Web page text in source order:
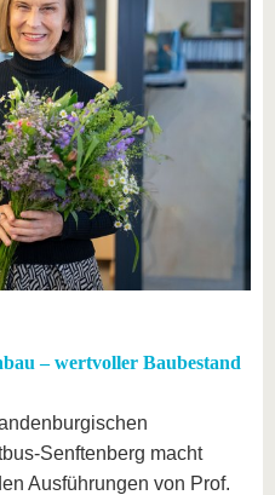
– wertvoller Baubestand
Senftenberg macht
Ausführungen von Prof.